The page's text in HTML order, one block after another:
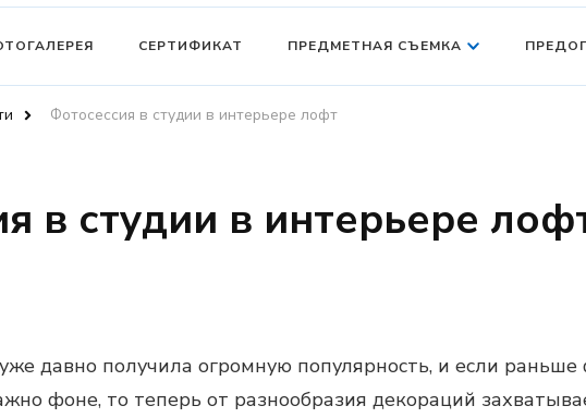
СЕРТИФИКАТ ПРЕДМЕТНАЯ СЪЕМКА
Фотосессия в студии в интерьере лофт
в студии в интерьере
уже давно получила огромную популярность, и если раньше
фоне, то теперь от разнообразия декораций